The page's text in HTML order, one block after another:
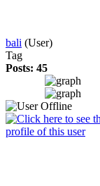
bali (User)
Tag
Posts: 45